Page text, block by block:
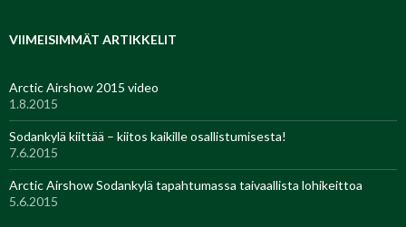
VIIMEISIMMÄT ARTIKKELIT
Arctic Airshow 2015 video
1.8.2015
Sodankylä kiittää – kiitos kaikille osallistumisesta!
7.6.2015
Arctic Airshow Sodankylä tapahtumassa taivaallista lohikeittoa
5.6.2015